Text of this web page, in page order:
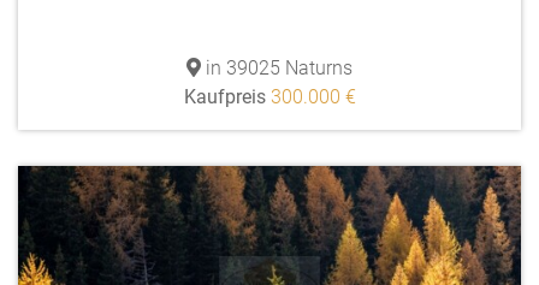
in 39025 Naturns
Kaufpreis 300.000 €